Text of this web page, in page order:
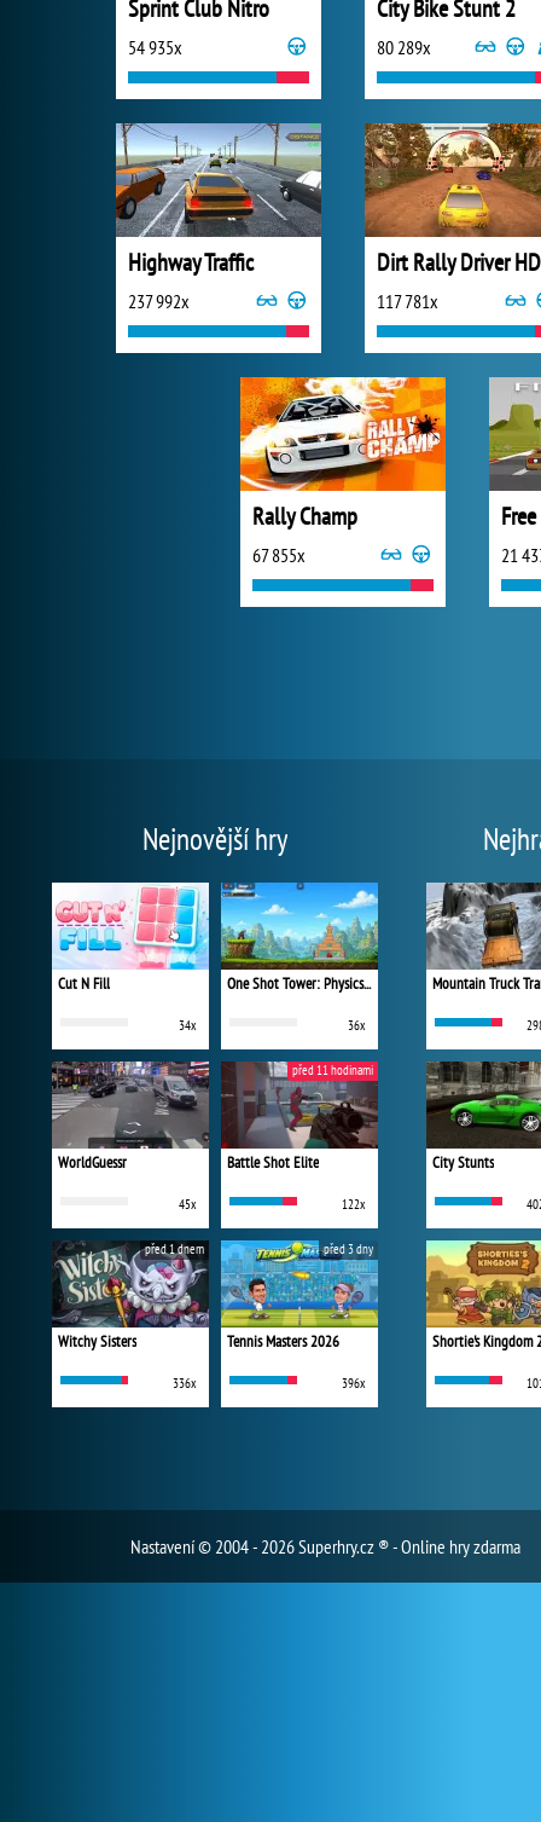
Sprint Club Nitro
54 935x
City Bike Stunt 2
80 289x
Highway Traffic
237 992x
Dirt Rally Driver HD
117 781x
Rally Champ
67 855x 21
Nejnovější hry
Cut N Fill
34x
One Shot Tower: Physics Destroyer
36x
WorldGuessr
45x
Battle Shot Elite
122x
před 11 hodinami
Witchy Sisters
336x
před 1 dnem
Tennis Masters 2026
396x
před 3 dny
Mountain Truck
City Stunts
Shortie's Kingdom
Nastavení© 2004 - 2026 Superhry.cz ® - Online hry zdarma